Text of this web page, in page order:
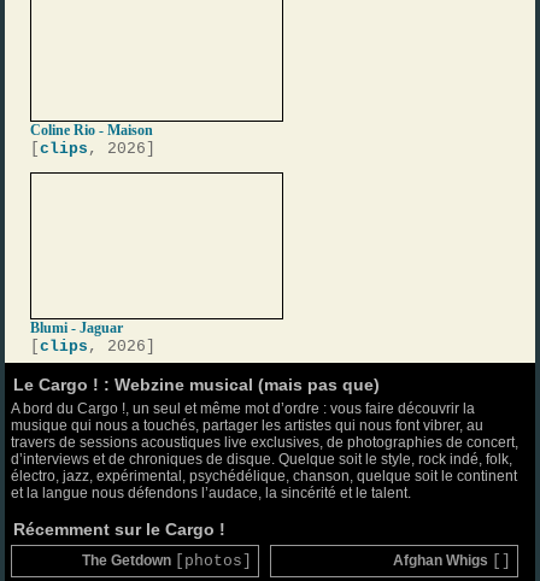
Coline Rio - Maison
[clips , 2026]
Blumi - Jaguar
[clips , 2026]
Le Cargo ! : Webzine musical (mais pas que)
A bord du Cargo !, un seul et même mot d’ordre : vous faire découvrir la
musique qui nous a touchés, partager les artistes qui nous font vibrer, au
travers de sessions acoustiques live exclusives, de photographies de concert,
d’interviews et de chroniques de disque. Quelque soit le style, rock indé, folk,
électro, jazz, expérimental, psychédélique, chanson, quelque soit le continent
et la langue nous défendons l’audace, la sincérité et le talent.
Récemment sur le Cargo !
The Getdown [photos] Afghan Whigs